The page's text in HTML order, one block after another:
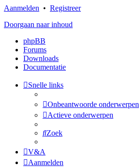
Aanmelden • Registreer
Doorgaan naar inhoud
phpBB
Forums
Downloads
Documentatie
Snelle links
Onbeantwoorde onderwerpen
Actieve onderwerpen
Zoek
V&A
Aanmelden